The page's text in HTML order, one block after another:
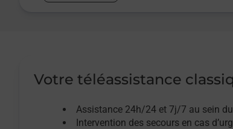
Votre téléassistance
Assistance 24h/24 et 7j/7 au sein
Intervention des secours en cas